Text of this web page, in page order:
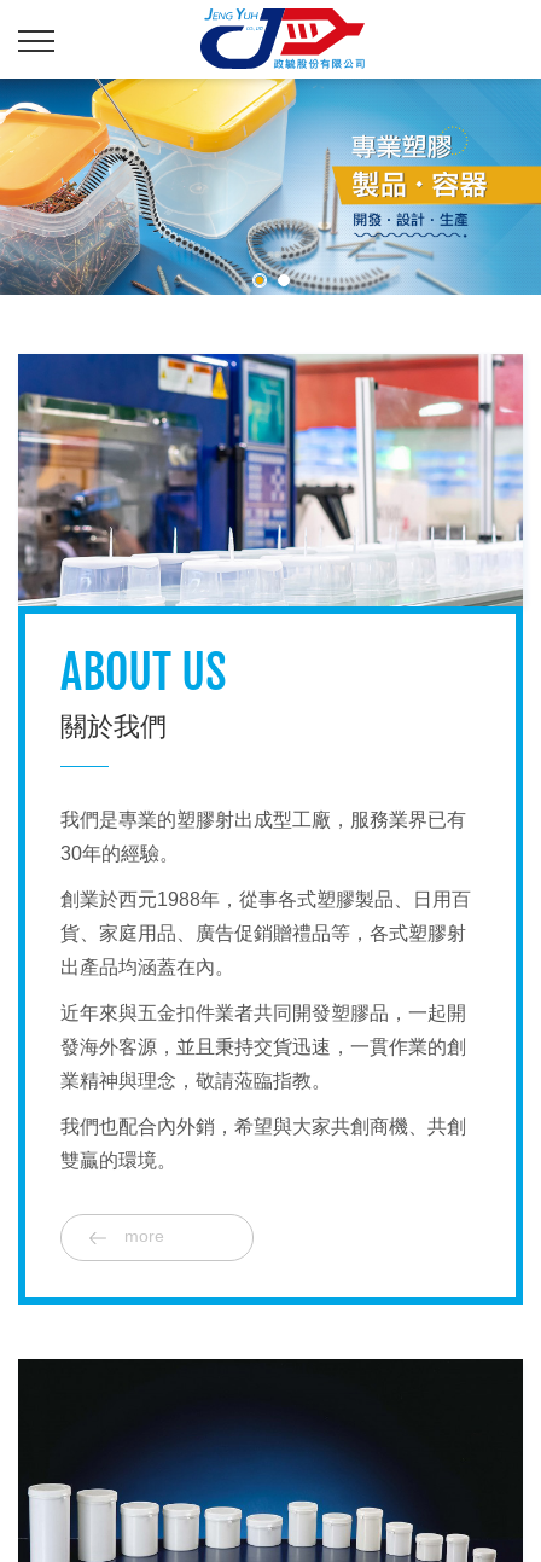
ABOUT US
關於我們
我們是專業的塑膠射出成型工廠，服務業界已有
30年的經驗。
創業於西元1988年，從事各式塑膠製品、日用百
貨、家庭用品、廣告促銷贈禮品等，各式塑膠射
出產品均涵蓋在內。
近年來與五金扣件業者共同開發塑膠品，一起開
發海外客源，並且秉持交貨迅速，一貫作業的創
業精神與理念，敬請蒞臨指教。
我們也配合內外銷，希望與大家共創商機、共創
雙贏的環境。
more